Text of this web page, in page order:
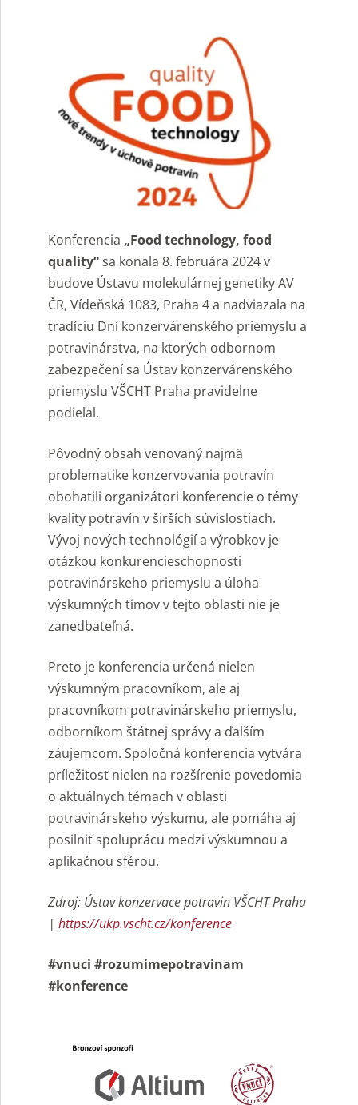
Konferencia „Food technology, food
quality“sa konala 8. februára 2024 v
budove Ústavu molekulárnej genetiky AV
ČR, Vídeňská 1083, Praha 4 a nadviazala na
tradíciu Dní konzervárenského priemyslu a
potravinárstva, na ktorých odbornom
zabezpečení sa Ústav konzervárenského
priemyslu VŠCHT Praha pravidelne
podieľal.
Pôvodný obsah venovaný najmä
problematike konzervovania potravín
obohatili organizátori konferencie o témy
kvality potravín v širších súvislostiach.
Vývoj nových technológií a výrobkov je
otázkou konkurencieschopnosti
potravinárskeho priemyslu a úloha
výskumných tímov v tejto oblasti nie je
zanedbateľná.
Preto je konferencia určená nielen
výskumným pracovníkom, ale aj
pracovníkom potravinárskeho priemyslu,
odborníkom štátnej správy a ďalším
záujemcom. Spoločná konferencia vytvára
príležitosť nielen na rozšírenie povedomia
o aktuálnych témach v oblasti
potravinárskeho výskumu, ale pomáha aj
posilniť spoluprácu medzi výskumnou a
aplikačnou sférou.
Zdroj: Ústav konzervace potravin VŠCHT Praha
| https://ukp.vscht.cz/konference
#vnuci #rozumimepotravinam
#konference